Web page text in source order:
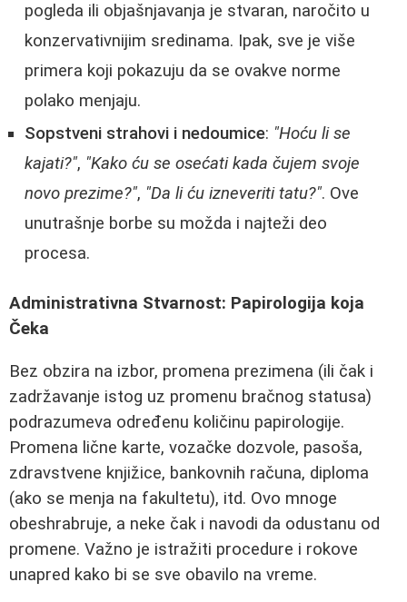
pogleda ili objašnjavanja je stvaran, naročito u
konzervativnijim sredinama. Ipak, sve je više
primera koji pokazuju da se ovakve norme
polako menjaju.
Sopstveni strahovi i nedoumice: "Hoću li se
kajati?", "Kako ću se osećati kada čujem svoje
novo prezime?", "Da li ću izneveriti tatu?". Ove
unutrašnje borbe su možda i najteži deo
procesa.
Administrativna Stvarnost: Papirologija koja
Čeka
Bez obzira na izbor, promena prezimena (ili čak i
zadržavanje istog uz promenu bračnog statusa)
podrazumeva određenu količinu papirologije.
Promena lične karte, vozačke dozvole, pasoša,
zdravstvene knjižice, bankovnih računa, diploma
(ako se menja na fakultetu), itd. Ovo mnoge
obeshrabruje, a neke čak i navodi da odustanu od
promene. Važno je istražiti procedure i rokove
unapred kako bi se sve obavilo na vreme.